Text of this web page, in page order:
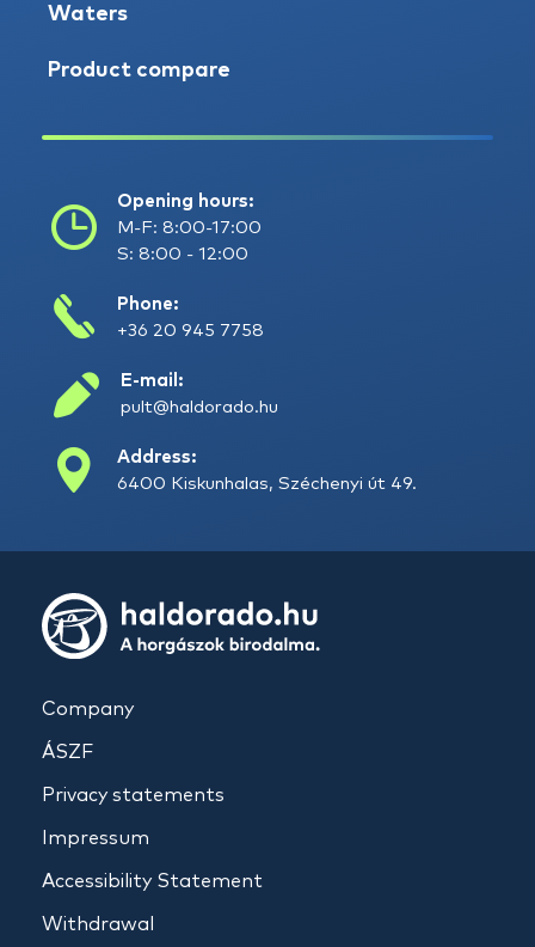
Waters
Product compare
Opening hours:
M-F: 8:00-17:00
S: 8:00 - 12:00
Phone:
+36 20 945 7758
E-mail:
pult@haldorado.hu
Address:
6400 Kiskunhalas, Széchenyi út 49.
Company
ÁSZF
Privacy statements
Impressum
Accessibility Statement
Withdrawal